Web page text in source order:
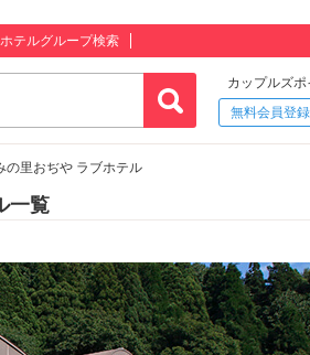
ホテルグループ検索
カップルズポ
無料会員登録
の里おぢや ラブホテル
一覧